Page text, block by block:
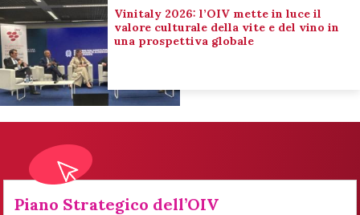
Vinitaly 2026: l’OIV mette in luce il
valore culturale della vite e del vino in
una prospettiva globale
Piano Strategico dell’OIV